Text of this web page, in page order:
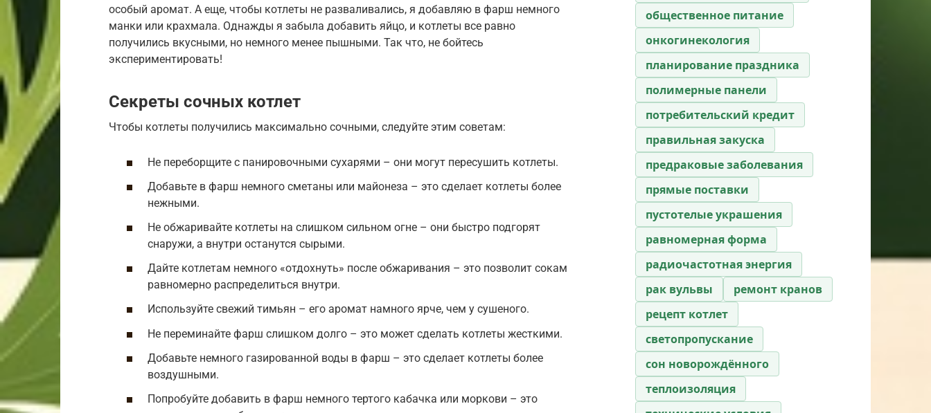
особый аромат. А еще, чтобы котлеты не разваливались, я добавляю в фарш немного
манки или крахмала. Однажды я забыла добавить яйцо, и котлеты все равно
получились вкусными, но немного менее пышными. Так что, не бойтесь
экспериментировать!
Секреты сочных котлет
Чтобы котлеты получились максимально сочными, следуйте этим советам:
Не переборщите с панировочными сухарями – они могут пересушить котлеты.
Добавьте в фарш немного сметаны или майонеза – это сделает котлеты более
нежными.
Не обжаривайте котлеты на слишком сильном огне – они быстро подгорят
снаружи, а внутри останутся сырыми.
Дайте котлетам немного «отдохнуть» после обжаривания – это позволит сокам
равномерно распределиться внутри.
Используйте свежий тимьян – его аромат намного ярче, чем у сушеного.
Не переминайте фарш слишком долго – это может сделать котлеты жесткими.
Добавьте немного газированной воды в фарш – это сделает котлеты более
воздушными.
Попробуйте добавить в фарш немного тертого кабачка или моркови – это
общественное питание
онкогинекология
планирование праздника
полимерные панели
потребительский кредит
правильная закуска
предраковые заболевания
прямые поставки
пустотелые украшения
равномерная форма
радиочастотная энергия
рак вульвы
ремонт кранов
рецепт котлет
светопропускание
сон новорождённого
теплоизоляция